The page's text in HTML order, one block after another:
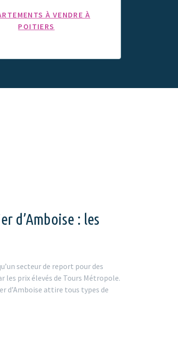
À VENDRE À
POITIERS
d’Amboise : les
secteur de report pour des
les prix élevés de Tours Métropole.
d’Amboise attire tous types de